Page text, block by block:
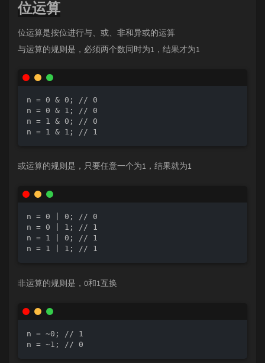
位运算
位运算是按位进行与、或、非和异或的运算
与运算的规则是，必须两个数同时为1，结果才为1
n = 0 & 0; // 0
n = 0 & 1; // 0
n = 1 & 0; // 0
n = 1 & 1; // 1
或运算的规则是，只要任意一个为1，结果就为1
n = 0 | 0; // 0
n = 0 | 1; // 1
n = 1 | 0; // 1
n = 1 | 1; // 1
非运算的规则是，0和1互换
n = ~0; // 1
n = ~1; // 0